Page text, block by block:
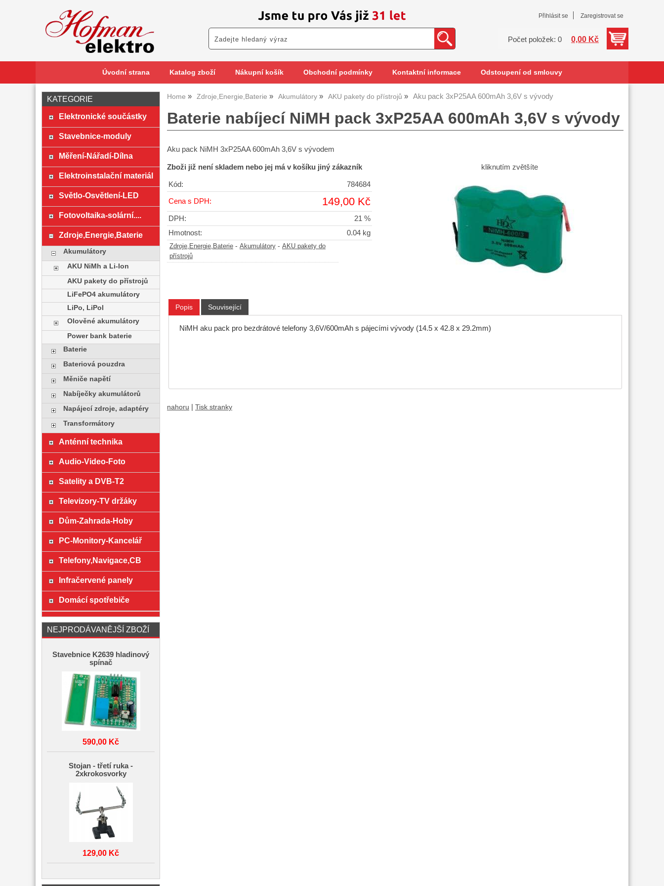
Přihlásit se Zaregistrovat se
Počet položek: 0 0,00 Kč
Úvodní strana Katalog zboží Nákupní košík Obchodní podmínky Kontaktní informace Odstoupení od smlouvy
Home Zdroje,Energie,Baterie Akumulátory AKU pakety do přístrojů Aku pack 3xP25AA 600mAh 3,6V s vývody
Baterie nabíjecí NiMH pack 3xP25AA 600mAh 3,6V s vývody
Aku pack NiMH 3xP25AA 600mAh 3,6V s vývodem
kliknutím zvětšíte
Zboži již není skladem nebo jej má v košíku jiný zákazník
Kód: 784684
Cena s DPH: 149,00 Kč
DPH:
21 %
Hmotnost:
0.04 kg
Zdroje,Energie,Baterie - Akumulátory - AKU pakety do
přístrojů
Popis Související
NiMH aku pack pro bezdrátové telefony 3,6V/600mAh s pájecími vývody (14.5 x 42.8 x 29.2mm)
nahoru Tisk stranky
KATEGORIE
Elektronické součástky
Stavebnice-moduly
Měření-Nářadí-Dílna
Elektroinstalační materiál
Světlo-Osvětlení-LED
Fotovoltaika-solární....
Zdroje,Energie,Baterie
Akumulátory
AKU NiMh a Li-Ion
AKU pakety do přístrojů
LiFePO4 akumulátory
LiPo, LiPol
Olověné akumulátory
Power bank baterie
Baterie
Bateriová pouzdra
Měniče napětí
Nabíječky akumulátorů
Napájecí zdroje, adaptéry
Transformátory
Anténní technika
Audio-Video-Foto
Satelity a DVB-T2
Televizory-TV držáky
Dům-Zahrada-Hoby
PC-Monitory-Kancelář
Telefony,Navigace,CB
Infračervené panely
Domácí spotřebiče
NEJPRODÁVANĚJŠÍ ZBOŽÍ
Stavebnice K2639 hladinový
spínač
590,00 Kč
Stojan - třetí ruka -
2xkrokosvorky
129,00 Kč